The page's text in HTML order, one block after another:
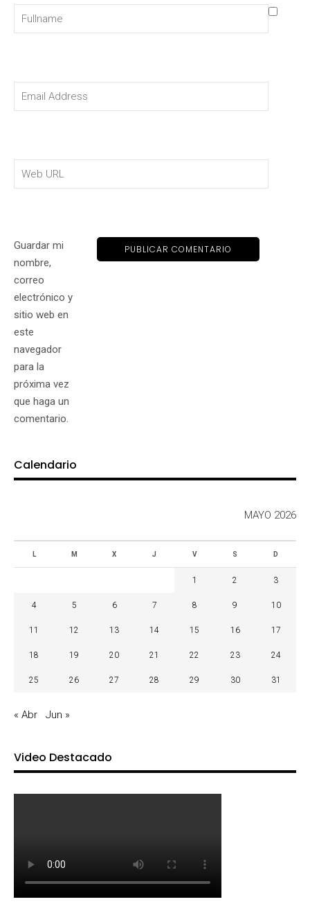
Guardar mi
nombre,
correo
electrónico y
sitio web en
este
navegador
para la
próxima vez
que haga un
comentario.
Calendario
MAYO 2026
L M X J V S D
1 2 3
4 5 6 7 8 9 10
11 12 13 14 15 16 17
18 19 20 21 22 23 24
25 26 27 28 29 30 31
« Abr Jun »
Video Destacado